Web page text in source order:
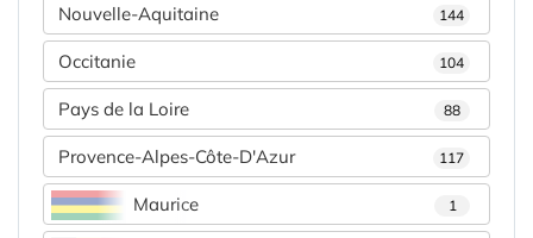
Nouvelle-Aquitaine 144
Occitanie 104
Pays de la Loire 88
Provence-Alpes-Côte-D'Azur 117
Maurice 1